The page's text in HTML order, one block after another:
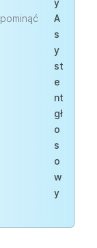
y
A
s
y
st
e
nt
gł
o
s
o
w
y